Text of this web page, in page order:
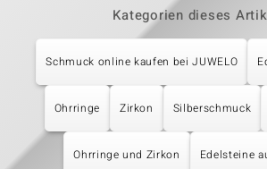
Kategorien dieses
Schmuck online kaufen bei JUWELO
Ohrringe Zirkon Silberschmuck
Ohrringe und Zirkon Edelsteine